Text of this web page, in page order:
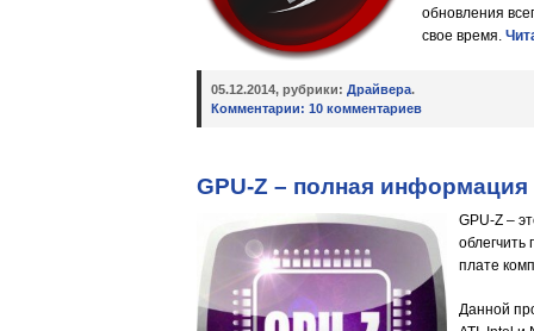
обновления
свое время.
05.12.2014, рубрики: Драйвера.
Комментарии: 10 комментариев
GPU-Z – полная информация
GPU-Z –
плате
Данной